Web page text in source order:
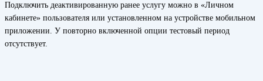
Подключить деактивированную ранее услугу можно в «Личном
кабинете» пользователя или установленном на устройстве мобильном
приложении. У повторно включенной опции тестовый период
отсутствует.